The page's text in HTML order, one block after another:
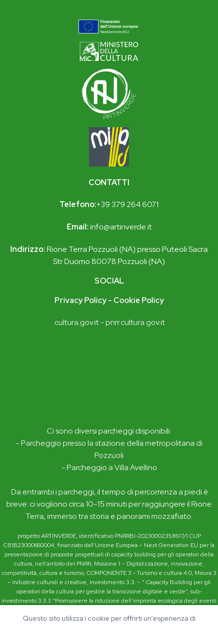
CONTATTI
Telefono:+39 379 264 6071
Email:info@artinverde.it
Indirizzo:Rione Terra Pozzuoli (NA) presso Puteoli Sacra
Str Duomo 80078 Pozzuoli (NA)
SOCIAL
Privacy Policy- Cookie Policy
cultura.gov.it -pnrr.cultura.gov.it
Ci sono diversi parcheggi disponibili:
- Parcheggio presso la stazione della metropolitana di
Pozzuoli
- Parcheggio a Villa Avellino
Da entrambi i parcheggi, il tempo di percorrenza a piedi è
breve: ci vogliono circa 10-15 minuti per raggiungere il Rione
Terra, immerso tra storia e panorami mozzafiato.
progetto ARTINVERDE, identificativo PNRRBI-20230002358617/1 CUP
C81B23000660004, finanziato dall’Unione Europea – Next Generation EU per la
presentazione di proposte progettuali di capacity building per gli operatori della
cultura, nell’ambito del PNRR, Missione 1 – Digitalizzazione, innovazione,
competitività, cultura e turismo, COMPONENTE 3 - Turismo e cultura 4.0, Misura 3
– Industrie culturali e creative, Investimento 3.3. – “ Capacity Building per gli
operatori della cultura per gestire la transizione digitale e verde”, sub-
investimento 3.3.3 “Promuovere la riduzione dell’impronta ecologica degli eventi
appalti pubblici, orientando così la filiera verso l’ecoinnovazione di prodotti e
Questo sito utilizza i cookie per offrirti un'esperienza di